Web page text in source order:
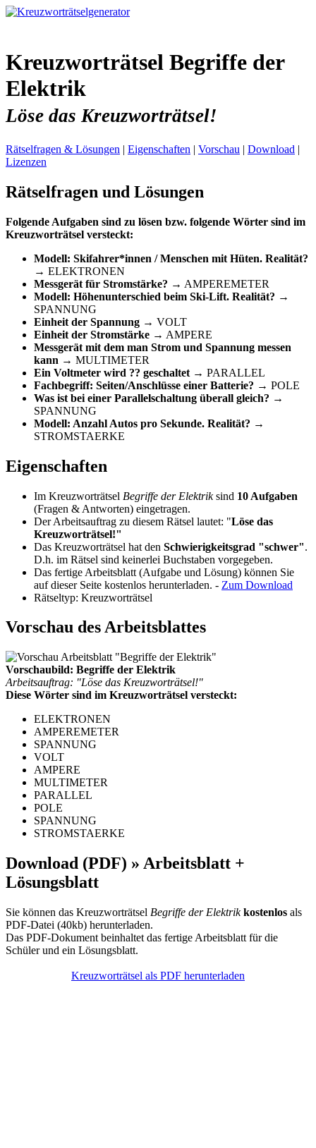
Kreuzworträtsel Begriffe der
Elektrik
Löse das Kreuzworträtsel!
Rätselfragen & Lösungen | Eigenschaften | Vorschau | Download |
Lizenzen
Rätselfragen und Lösungen
Folgende Aufgaben sind zu lösen bzw. folgende Wörter sind im
Kreuzworträtsel versteckt:
Modell: Skifahrer*innen / Menschen mit Hüten. Realität?
→ ELEKTRONEN
Messgerät für Stromstärke? → AMPEREMETER
Modell: Höhenunterschied beim Ski-Lift. Realität? →
SPANNUNG
Einheit der Spannung → VOLT
Einheit der Stromstärke → AMPERE
Messgerät mit dem man Strom und Spannung messen
kann → MULTIMETER
Ein Voltmeter wird ?? geschaltet → PARALLEL
Fachbegriff: Seiten/Anschlüsse einer Batterie? → POLE
Was ist bei einer Parallelschaltung überall gleich? →
SPANNUNG
Modell: Anzahl Autos pro Sekunde. Realität? →
STROMSTAERKE
Eigenschaften
Im Kreuzworträtsel Begriffe der Elektriksind 10 Aufgaben
(Fragen & Antworten) eingetragen.
Der Arbeitsauftrag zu diesem Rätsel lautet: "Löse das
Kreuzworträtsel!"
Das Kreuzworträtsel hat den Schwierigkeitsgrad "schwer".
D.h. im Rätsel sind keinerlei Buchstaben vorgegeben.
Das fertige Arbeitsblatt (Aufgabe und Lösung) können Sie
auf dieser Seite kostenlos herunterladen. - Zum Download
Rätseltyp: Kreuzworträtsel
Vorschau des Arbeitsblattes
Vorschaubild: Begriffe der Elektrik
Arbeitsauftrag: "Löse das Kreuzworträtsel!"
Diese Wörter sind im Kreuzworträtsel versteckt:
ELEKTRONEN
AMPEREMETER
SPANNUNG
VOLT
AMPERE
MULTIMETER
PARALLEL
POLE
SPANNUNG
STROMSTAERKE
Download (PDF) » Arbeitsblatt +
Lösungsblatt
Sie können das Kreuzworträtsel Begriffe der Elektrik kostenlos als
PDF-Datei (40kb) herunterladen.
Das PDF-Dokument beinhaltet das fertige Arbeitsblatt für die
Schüler und ein Lösungsblatt.
Kreuzworträtsel als PDF herunterladen